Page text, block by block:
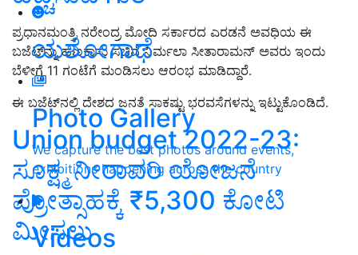
ಯಶೋಗಾಥೆ
Photo Gallery
We capture the best photos around events,
exhibitions happening across the country
Videos
ಪ್ರಧಾನಮಂತ್ರಿ ನರೇಂದ್ರ ಮೋದಿ ಸರ್ಕಾರದ ಎರಡನೆ ಅವಧಿಯ ಈ
ಬಜೆಟ್‌ನ್ನು ಹಣಕಾಸು ಸಚಿವೆ ನಿರ್ಮಲಾ ಸೀತಾರಾಮನ್‌ ಅವರು ಇಂದು
ಬೆಳೀಗ್ಗೆ 11 ಗಂಟೆಗೆ ಮಂಡಿಸಲು ಆರಂಭ ಮಾಡಿದ್ದಾರೆ.
ಈ ಬಜೆಟ್‌ನಲ್ಲಿ ದೇಶದ ಜನತೆ ಸಾಕಷ್ಟು ಭರವಸೆಗಳನ್ನು ಇಟ್ಟುಕೊಂಡಿದೆ.
Union budget 2022-23:
ಸೂಕ್ಷ್ಮ ನೀರಾವರಿ ಯೋಜನೆ
ಪ್ರೋತ್ಸಾಹಕ್ಕೆ ₹5,300 ಕೋಟಿ
ಮೀಸಲು